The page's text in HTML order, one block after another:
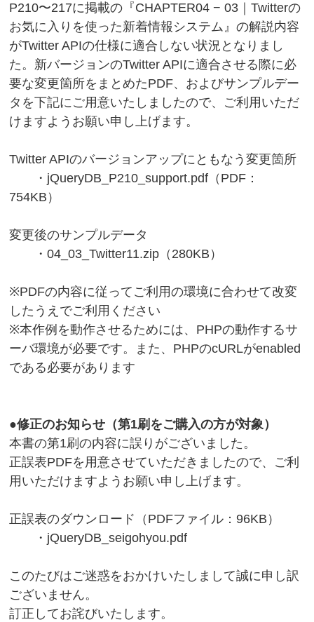
P210〜217に掲載の『CHAPTER04 − 03｜Twitterの
お気に入りを使った新着情報システム』の解説内容
がTwitter APIの仕様に適合しない状況となりまし
た。新バージョンのTwitter APIに適合させる際に必
要な変更箇所をまとめたPDF、およびサンプルデー
タを下記にご用意いたしましたので、ご利用いただ
けますようお願い申し上げます。
Twitter APIのバージョンアップにともなう変更箇所
・ jQueryDB_P210_support.pdf（PDF：
754KB）
変更後のサンプルデータ
・ 04_03_Twitter11.zip（280KB）
※PDFの内容に従ってご利用の環境に合わせて改変
したうえでご利用ください
※本作例を動作させるためには、PHPの動作するサ
ーバ環境が必要です。また、PHPのcURLがenabled
である必要があります
●修正のお知らせ（第1刷をご購入の方が対象）
本書の第1刷の内容に誤りがございました。
正誤表PDFを用意させていただきましたので、ご利
用いただけますようお願い申し上げます。
正誤表のダウンロード（PDFファイル：96KB）
・ jQueryDB_seigohyou.pdf
このたびはご迷惑をおかけいたしまして誠に申し訳
ございません。
訂正してお詫びいたします。